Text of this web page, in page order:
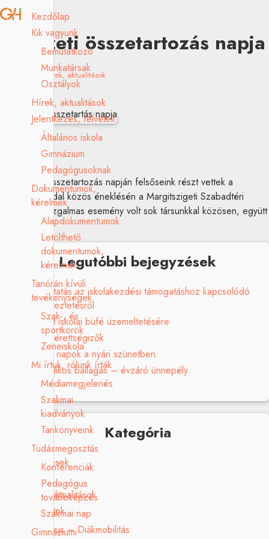
Kezdőlap
Kik vagyunk
Bemutatkozó
Munkatársak
Osztályok
Hírek, aktualitások
Jelentkezés, felvételi
Általános iskola
Gimnázium
Pedagógusoknak
Dokumentumok,
kérelmek
Alapdokumentumok
Letölthető
dokumentumok,
kérelmek
Tanórán kívüli
tevékenységek
Szak-, és
sportkörök
Zeneiskola
Mi írtuk, rólunk írták
Médiamegjelenés
Szakmai
kiadványok
Tankönyveink
Tudásmegosztás
Konferenciák
Pedagógus
továbbképzés
Szakmai nap
Gimnáziumi
Nemzeti összetartozás napja
Hírek, aktualitások
A Nemzeti összetartozás napján felsőseink részt vettek a
Kézfogás c. dal közös éneklésén a Margitszigeti Szabadtéri
Színpadon. Izgalmas esemény volt sok társunkkal közösen, együtt
Legutóbbi bejegyzések
Tájékoztatás az iskolakezdési támogatáshoz kapcsolódó
adategyeztetésről
Pályázat iskolai büfé üzemeltetésére
Sikeres érettségizők
Ügyeleti napok a nyári szünetben
Nyolcadikos ballagás – évzáró ünnepély
Kategória
Elismerések
Galéria
Hírek, aktualitások
Pályázatok
Erasmus – Diákmobilitás